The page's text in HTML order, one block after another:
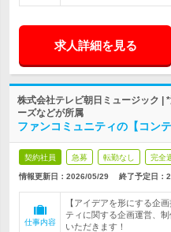
求人詳細を見る
株式会社テレビ朝日ミュージック |
ーズなどが所属
ファンコミュニティの【コン
契約社員 急募 転勤なし 完全
情報更新日：2026/05/29 終了予定日：
仕事内容
【アイデアを形にする企
ティに関する企画運営、
いただきます！